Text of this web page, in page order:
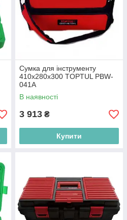
Сумка для інструменту
410х280х300 TOPTUL PBW-
041A
В наявності
3 913 ₴
Купити